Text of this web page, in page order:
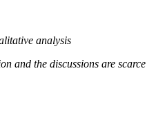
analysis
and the discussions are scarce